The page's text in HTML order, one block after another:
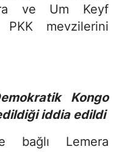
ve Um Keyf
mevzilerini
Kongo
iddia edildi
bağlı Lemera